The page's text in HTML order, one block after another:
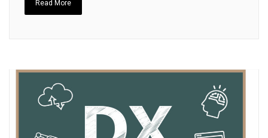
Read More